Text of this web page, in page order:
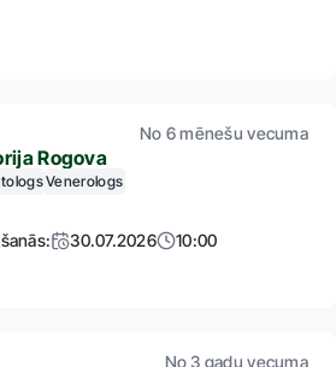
No 6 mēnešu vecuma
Rogova
Venerologs
30.07.2026
10:00
No 3 gadu vecuma